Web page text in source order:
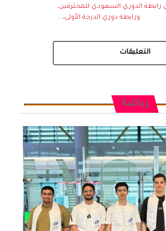
رابطة الدوري السعودي للمحترفين،
ورابطة دوري الدرجة الأولى،...
التعليقات
رياضة